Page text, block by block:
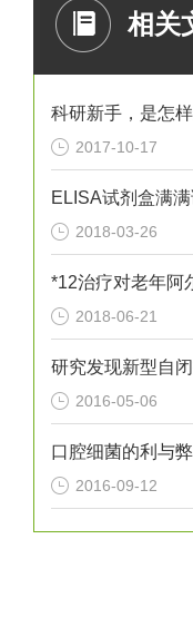
相关
科研新手，是怎
2017-10-17
ELISA试剂盒满满
2018-03-26
2018-06-21
研究发现新型自
2016-05-06
口腔细菌的利与
2016-09-12